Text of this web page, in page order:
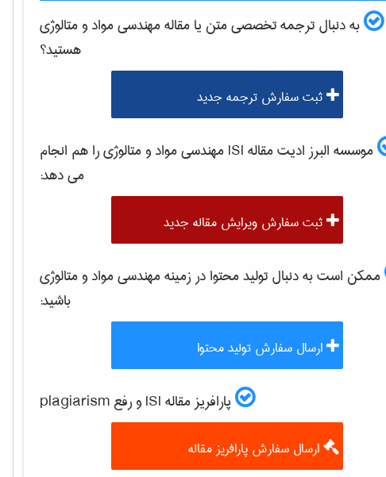
به دنبال ترجمه تخصصی متن یا مقالهمهندسی مواد و متالوژی
هستید؟
ثبت سفارش ترجمه جدید
موسسه البرز ادیت مقاله ISI مهندسی مواد و متالوژیرا هم انجام
می دهد:
ثبت سفارش ویرایش مقاله جدید
ممکن است به دنبال تولید محتوا در زمینهمهندسی مواد و متالوژی
باشید:
ارسال سفارش تولید محتوا
پارافریز مقاله ISI و رفع plagiarism
ارسال سفارش پارافریز مقاله